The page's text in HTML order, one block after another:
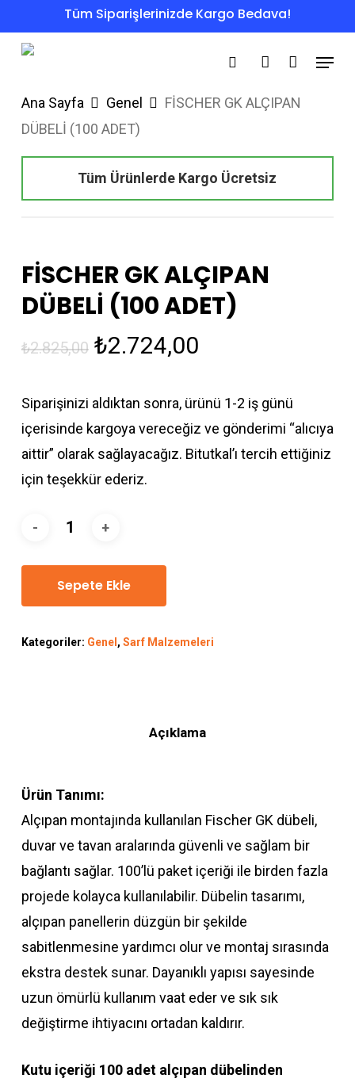
to
Tüm Siparişlerinizde Kargo Bedava!
search account
Menu
Ana Sayfa Genel
FİSCHER GK ALÇIPAN
DÜBELİ (100 ADET)
Tüm Ürünlerde Kargo Ücretsiz
FİSCHER GK ALÇIPAN
DÜBELİ (100 ADET)
₺2.825,00 Orijinal
₺2.825,00.
₺2.724,00Şu
fiyat:
₺2.724,00.
Siparişinizi aldıktan sonra, ürünü 1-2 iş günü
içerisinde kargoya vereceğiz ve gönderimi “alıcıya
aittir” olarak sağlayacağız. Bitutkal’ı tercih ettiğiniz
için teşekkür ederiz.
Sepete Ekle
Kategoriler: Genel , Sarf Malzemeleri
Açıklama
Ürün Tanımı:
Alçıpan montajında kullanılan Fischer GK dübeli,
duvar ve tavan aralarında güvenli ve sağlam bir
bağlantı sağlar. 100’lü paket içeriği ile birden fazla
projede kolayca kullanılabilir. Dübelin tasarımı,
alçıpan panellerin düzgün bir şekilde
sabitlenmesine yardımcı olur ve montaj sırasında
ekstra destek sunar. Dayanıklı yapısı sayesinde
uzun ömürlü kullanım vaat eder ve sık sık
değiştirme ihtiyacını ortadan kaldırır.
Kutu içeriği 100 adet alçıpan dübelinden